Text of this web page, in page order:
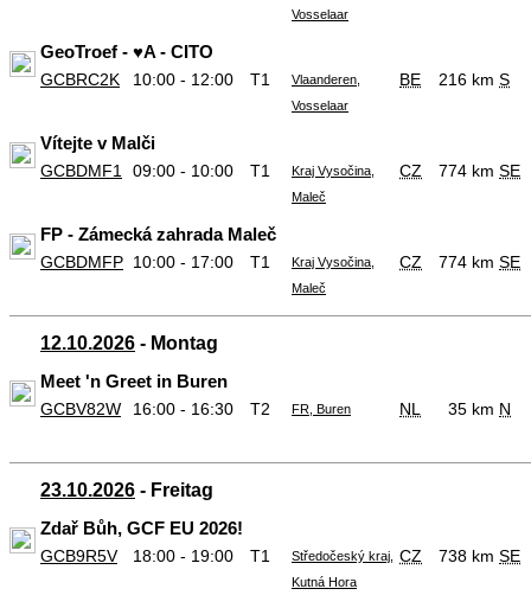
Vosselaar
GeoTroef - ♥️A - CITO
GCBRC2K 10:00 - 12:00 T1
Vlaanderen,
Vosselaar
BE 216 km S
Vítejte v Malči
GCBDMF1 09:00 - 10:00 T1
Kraj Vysočina,
Maleč
CZ 774 km SE
FP - Zámecká zahrada Maleč
GCBDMFP 10:00 - 17:00 T1
Kraj Vysočina,
Maleč
CZ 774 km SE
12.10.2026 - Montag
Meet 'n Greet in Buren
GCBV82W 16:00 - 16:30 T2 FR, Buren NL 35 km N
23.10.2026 - Freitag
Zdař Bůh, GCF EU 2026!
GCB9R5V 18:00 - 19:00 T1
Středočeský kraj,
Kutná Hora
CZ 738 km SE